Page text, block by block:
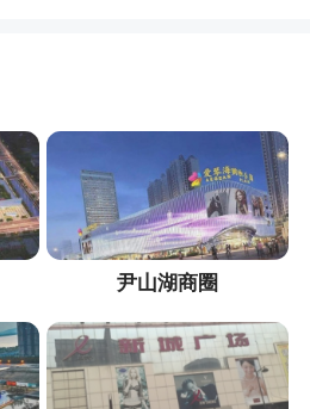
尹山湖商圈